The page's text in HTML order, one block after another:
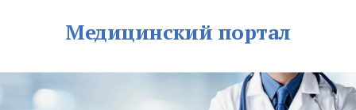
Медицинский портал